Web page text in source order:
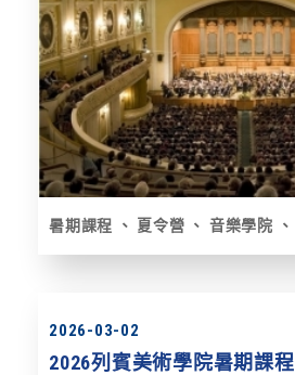
暑期課程 夏令營 音樂學院
2026-03-02
2026列賓美術學院暑期課程